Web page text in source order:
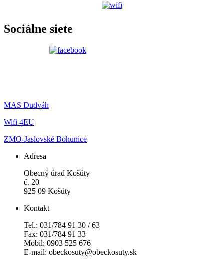
Sociálne siete
MAS Dudváh
Wifi 4EU
ZMO-Jaslovské Bohunice
Adresa
Obecný úrad Košúty
č. 20
925 09 Košúty
Kontakt
Tel.: 031/784 91 30 / 63
Fax: 031/784 91 33
Mobil: 0903 525 676
E-mail: obeckosuty@obeckosuty.sk